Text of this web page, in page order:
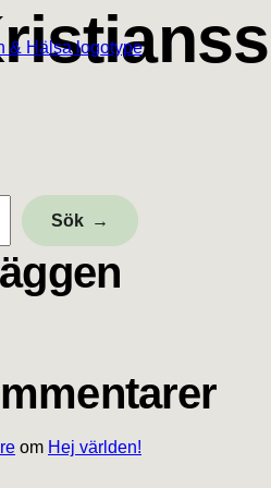
Sök
om Hej världen!